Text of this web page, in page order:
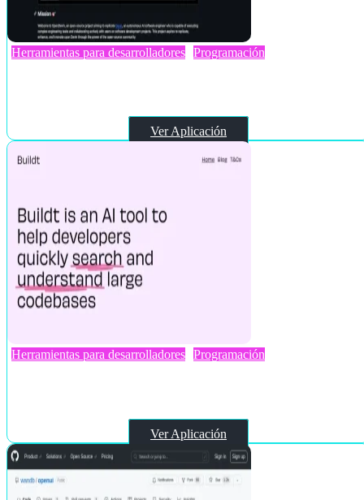
Herramientas para desarrolladores Programación
Ver Aplicación
Herramientas para desarrolladores Programación
Ver Aplicación